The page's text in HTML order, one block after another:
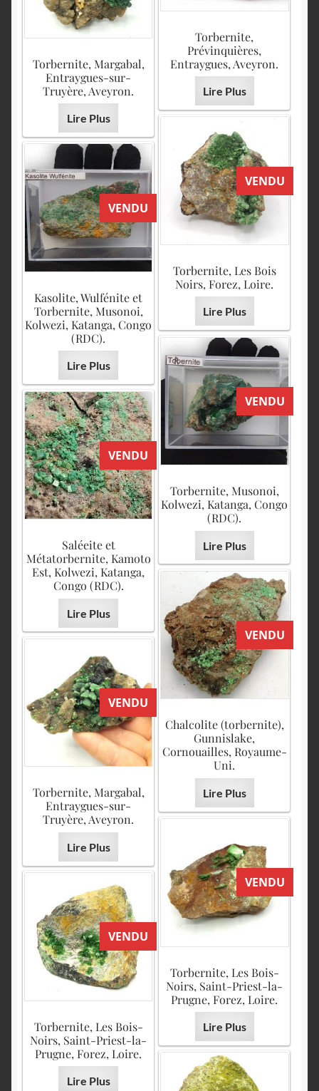
Torbernite,
Prévinquières,
Entraygues, Aveyron.
Lire Plus
Torbernite, Margabal,
Entraygues-sur-
Truyère, Aveyron.
Lire Plus
VENDU
Torbernite, Les Bois
Noirs, Forez, Loire.
Lire Plus
VENDU
Kasolite, Wulfénite et
Torbernite, Musonoi,
Kolwezi, Katanga, Congo
(RDC).
Lire Plus
VENDU
Torbernite, Musonoi,
Kolwezi, Katanga, Congo
(RDC).
Lire Plus
VENDU
Saléeite et
Métatorbernite, Kamoto
Est, Kolwezi, Katanga,
Congo (RDC).
Lire Plus
VENDU
Chalcolite (torbernite),
Gunnislake,
Cornouailles, Royaume-
Uni.
Lire Plus
VENDU
Torbernite, Margabal,
Entraygues-sur-
Truyère, Aveyron.
Lire Plus
VENDU
Torbernite, Les Bois-
Noirs, Saint-Priest-la-
Prugne, Forez, Loire.
Lire Plus
VENDU
Torbernite, Les Bois-
Noirs, Saint-Priest-la-
Prugne, Forez, Loire.
Lire Plus